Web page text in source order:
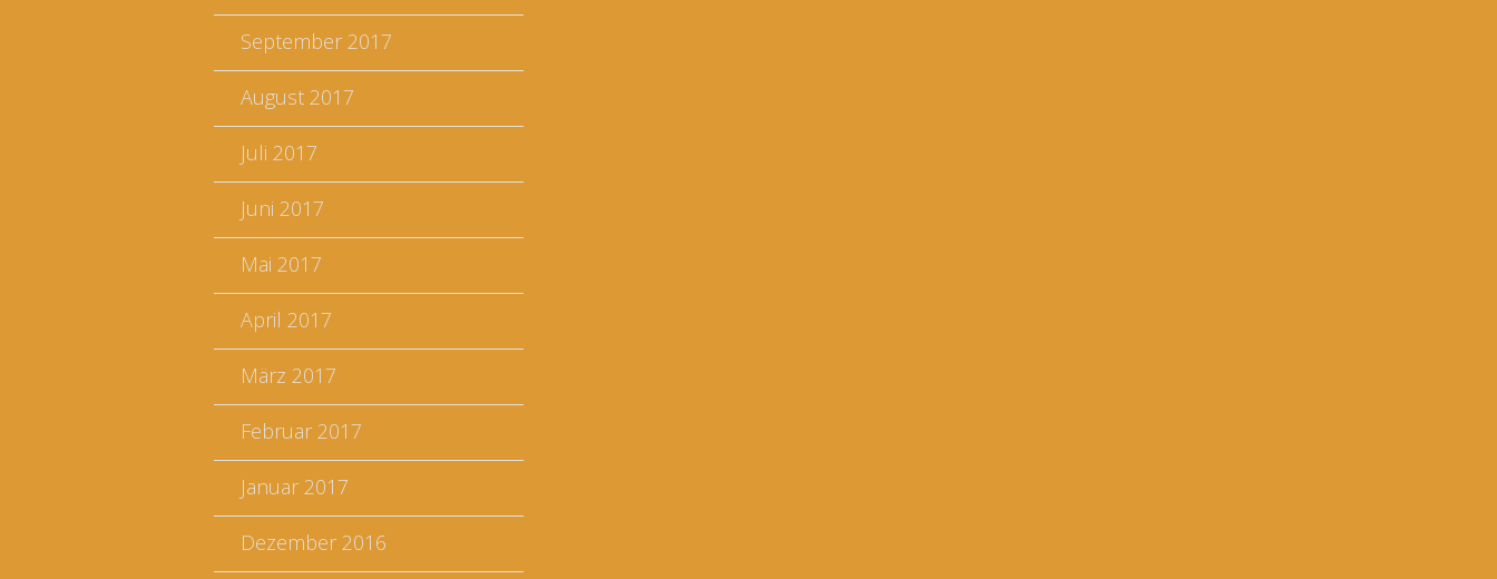
September 2017
August 2017
Juli 2017
Juni 2017
Mai 2017
April 2017
März 2017
Februar 2017
Januar 2017
Dezember 2016